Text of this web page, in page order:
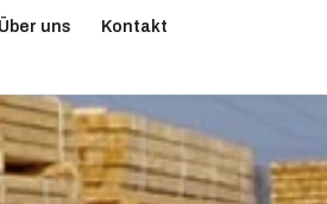
Über uns Kontakt